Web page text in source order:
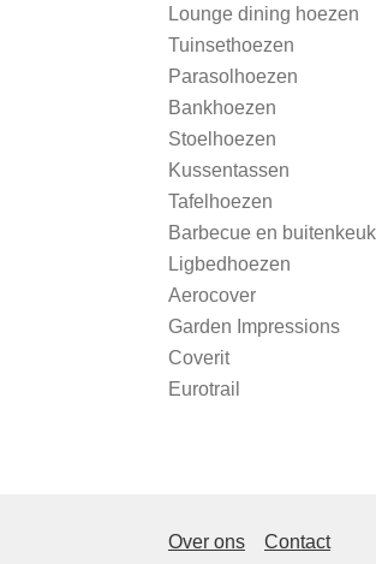
Lounge dining hoezen
Tuinsethoezen
Parasolhoezen
Bankhoezen
Stoelhoezen
Kussentassen
Tafelhoezen
Barbecue en
Ligbedhoezen
Aerocover
Garden Impressions
Coverit
Eurotrail
Over ons Contact